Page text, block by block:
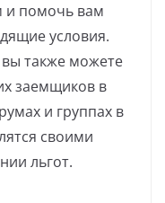
и помочь вам
условия.
вы также можете
заемщиков в
и группах в
своими
льгот.